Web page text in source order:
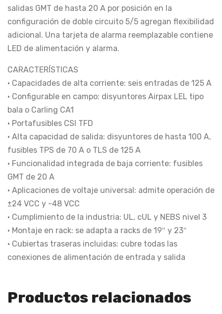
salidas GMT de hasta 20 A por posición en la
configuración de doble circuito 5/5 agregan flexibilidad
adicional. Una tarjeta de alarma reemplazable contiene
LED de alimentación y alarma.
CARACTERÍSTICAS
• Capacidades de alta corriente: seis entradas de 125 A
• Configurable en campo: disyuntores Airpax LEL tipo
bala o Carling CA1
• Portafusibles CSI TFD
• Alta capacidad de salida: disyuntores de hasta 100 A,
fusibles TPS de 70 A o TLS de 125 A
• Funcionalidad integrada de baja corriente: fusibles
GMT de 20 A
• Aplicaciones de voltaje universal: admite operación de
±24 VCC y -48 VCC
• Cumplimiento de la industria: UL, cUL y NEBS nivel 3
• Montaje en rack: se adapta a racks de 19″ y 23″
• Cubiertas traseras incluidas: cubre todas las
conexiones de alimentación de entrada y salida
Productos relacionados